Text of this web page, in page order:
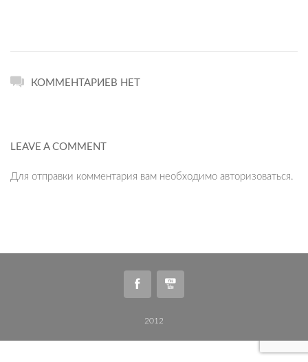
КОММЕНТАРИЕВ НЕТ
LEAVE A COMMENT
Для отправки комментария вам необходимо авторизоваться.
2012